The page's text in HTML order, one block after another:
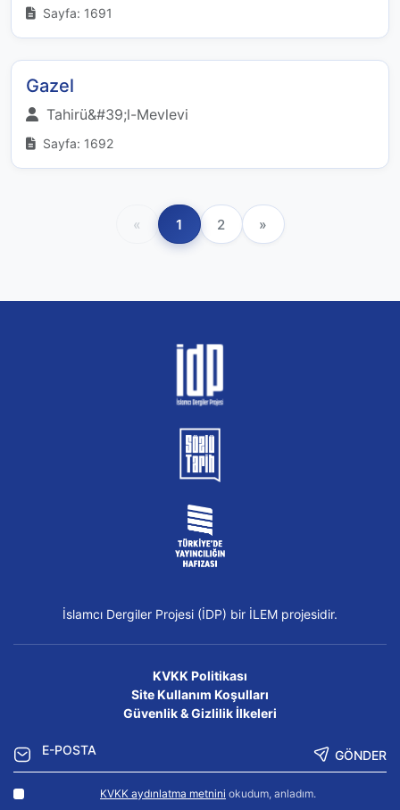
Sayfa: 1691
Gazel
Tahirü&#39;l-Mevlevi
Sayfa: 1692
« 1 2 »
İslamcı Dergiler Projesi (İDP) bir İLEM projesidir.
KVKK Politikası
Site Kullanım Koşulları
Güvenlik & Gizlilik İlkeleri
GÖNDER
KVKK aydınlatma metnini okudum, anladım.